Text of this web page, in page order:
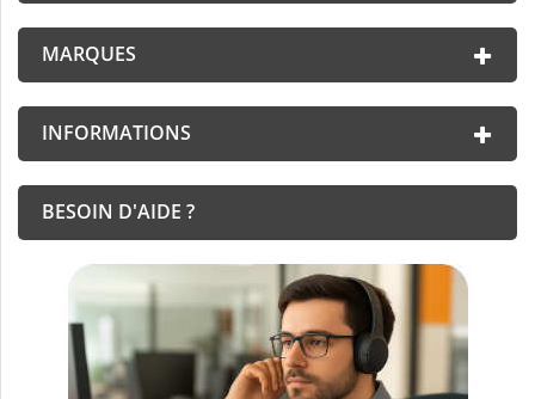
MARQUES
INFORMATIONS
BESOIN D'AIDE ?